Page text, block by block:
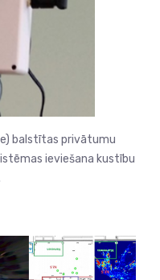
balstītas privātumu
ieviešana kustību